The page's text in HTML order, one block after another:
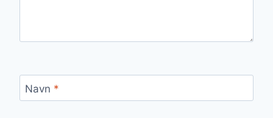
Navn *